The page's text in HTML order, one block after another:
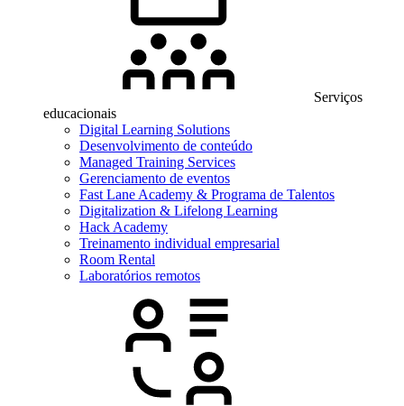
Serviços
educacionais
Digital Learning Solutions
Desenvolvimento de conteúdo
Managed Training Services
Gerenciamento de eventos
Fast Lane Academy & Programa de Talentos
Digitalization & Lifelong Learning
Hack Academy
Treinamento individual empresarial
Room Rental
Laboratórios remotos